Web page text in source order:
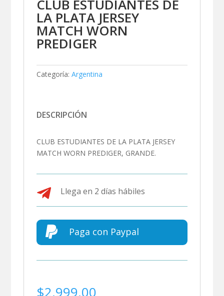
CLUB ESTUDIANTES DE
LA PLATA JERSEY
MATCH WORN
PREDIGER
Categoría: Argentina
DESCRIPCIÓN
CLUB ESTUDIANTES DE LA PLATA JERSEY
MATCH WORN PREDIGER, GRANDE.
 Llega en 2 días hábiles
 Paga con Paypal
$2,999.00